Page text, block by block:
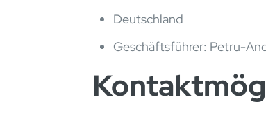
Deutschland
Geschäftsführer: Petru-